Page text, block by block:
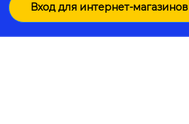
Вход для интернет-магазинов